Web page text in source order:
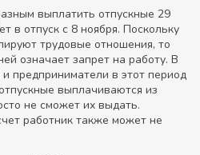
выплатить отпускные 29
в отпуск с 8 ноября. Поскольку
трудовые отношения, то
означает запрет на работу. В
предприниматели в этот период
выплачиваются из
не сможет их выдать.
работник также может не